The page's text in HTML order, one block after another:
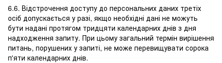
6.6. Відстрочення доступу до персональних даних третіх
осіб допускається у разі, якщо необхідні дані не можуть
бути надані протягом тридцяти календарних днів з дня
надходження запиту. При цьому загальний термін вирішення
питань, порушених у запиті, не може перевищувати сорока
п'яти календарних днів.